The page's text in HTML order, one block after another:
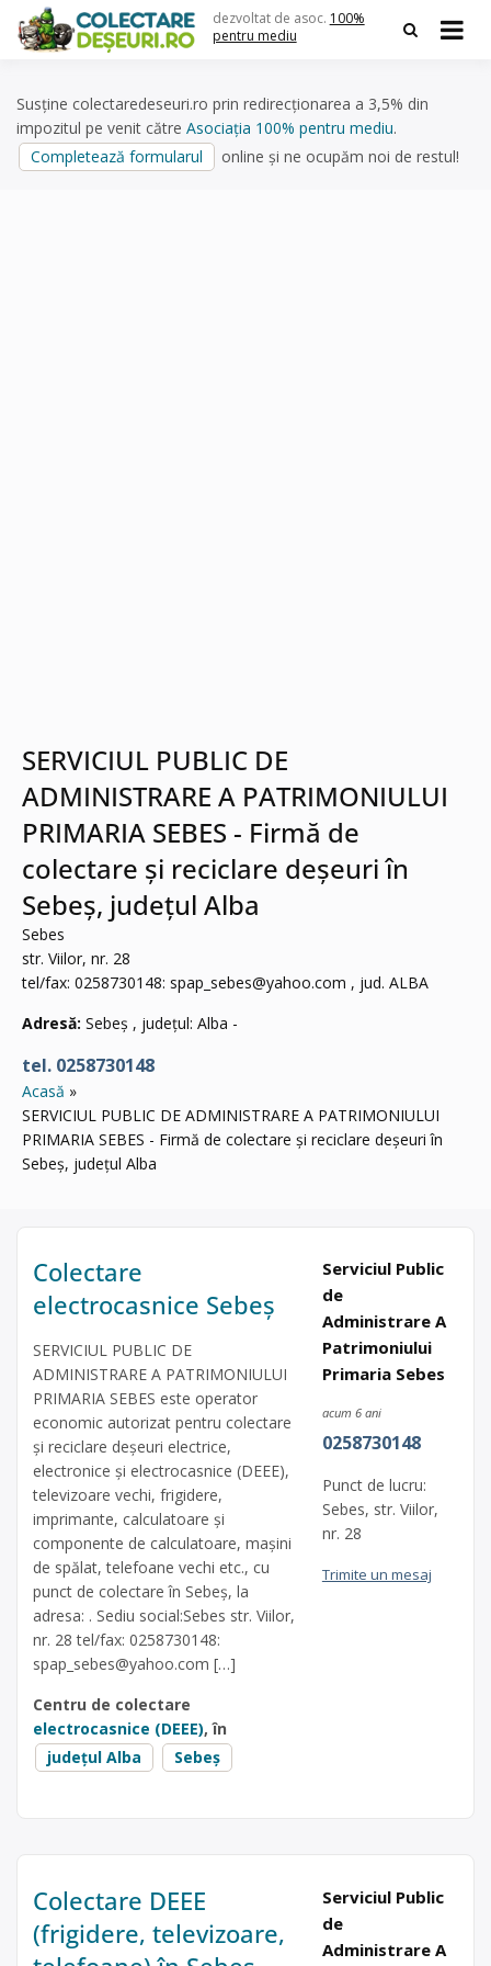
content
dezvoltat de asoc. 100%
pentru mediu
Susține colectaredeseuri.ro prin redirecționarea a 3,5% din
impozitul pe venit către Asociația 100% pentru mediu.
Completează formularul
online și ne ocupăm noi de restul!
SERVICIUL PUBLIC DE
ADMINISTRARE A PATRIMONIULUI
PRIMARIA SEBES - Firmă de
colectare și reciclare deșeuri în
Sebeș, județul Alba
Sebes
str. Viilor, nr. 28
tel/fax: 0258730148: spap_sebes@yahoo.com , jud. ALBA
Adresă: Sebeș , județul: Alba -
tel. 0258730148
Acasă
SERVICIUL PUBLIC DE ADMINISTRARE A PATRIMONIULUI
PRIMARIA SEBES - Firmă de colectare și reciclare deșeuri în
Sebeș, județul Alba
Colectare
electrocasnice Sebeș
SERVICIUL PUBLIC DE
ADMINISTRARE A PATRIMONIULUI
PRIMARIA SEBES este operator
economic autorizat pentru colectare
și reciclare deșeuri electrice,
electronice și electrocasnice (DEEE),
televizoare vechi, frigidere,
imprimante, calculatoare și
componente de calculatoare, mașini
de spălat, telefoane vechi etc., cu
punct de colectare în Sebeș, la
adresa: . Sediu social:Sebes str. Viilor,
nr. 28 tel/fax: 0258730148:
spap_sebes@yahoo.com […]
Centru de colectare
electrocasnice (DEEE), în
județul Alba
Sebeș
Serviciul Public
de
Administrare A
Patrimoniului
Primaria Sebes
acum 6 ani
0258730148
Punct de lucru:
Sebes, str. Viilor,
nr. 28
Trimite un mesaj
Colectare DEEE
(frigidere, televizoare,
Serviciul Public
de
Administrare A